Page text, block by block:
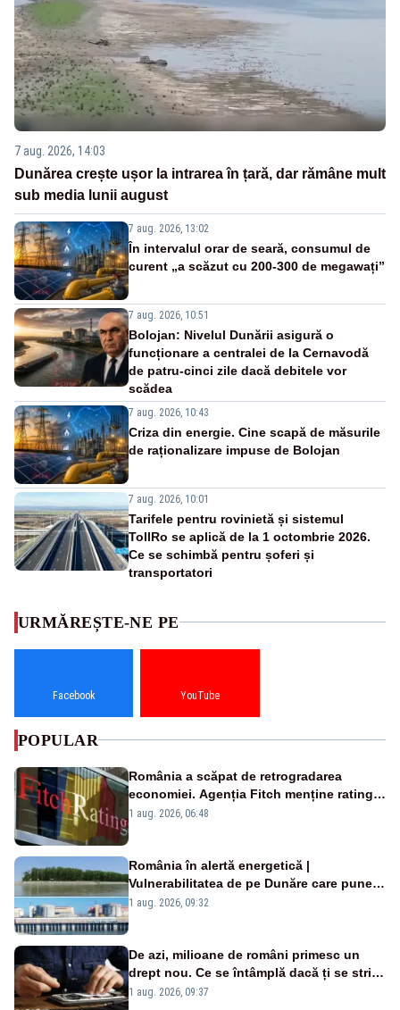
7 aug. 2026, 14:03
Dunărea crește ușor la intrarea în țară, dar rămâne mult
sub media lunii august
7 aug. 2026, 13:02
În intervalul orar de seară, consumul de
curent „a scăzut cu 200-300 de megawați”
7 aug. 2026, 10:51
Bolojan: Nivelul Dunării asigură o
funcționare a centralei de la Cernavodă
de patru-cinci zile dacă debitele vor
scădea
7 aug. 2026, 10:43
Criza din energie. Cine scapă de măsurile
de raționalizare impuse de Bolojan
7 aug. 2026, 10:01
Tarifele pentru rovinietă și sistemul
TollRo se aplică de la 1 octombrie 2026.
Ce se schimbă pentru șoferi și
transportatori
URMĂREȘTE-NE PE
Facebook YouTube
POPULAR
România a scăpat de retrogradarea
economiei. Agenția Fitch menține ratingul
„BBB-” cu perspectivă negativă
1 aug. 2026, 06:48
România în alertă energetică |
Vulnerabilitatea de pe Dunăre care pune
în pericol Centrala Cernavodă era
1 aug. 2026, 09:32
De azi, milioane de români primesc un
drept nou. Ce se întâmplă dacă ți se strică
un produs
1 aug. 2026, 09:37